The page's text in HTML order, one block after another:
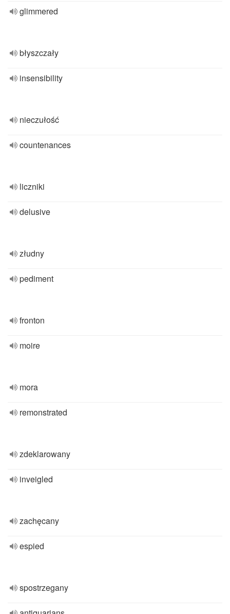
glimmered
błyszczały
insensibility
nieczułość
countenances
liczniki
delusive
złudny
pediment
fronton
moire
mora
remonstrated
zdeklarowany
inveigled
zachęcany
espied
spostrzegany